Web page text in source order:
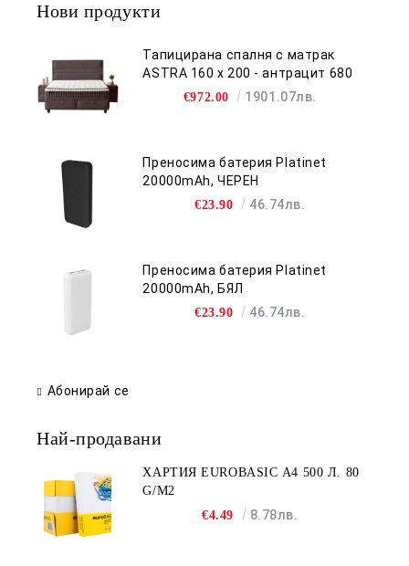
Нови продукти
Тапицирана спалня с матрак
ASTRA 160 x 200 - антрацит 680
€972.00 1901.07лв.
Преносима батерия Platinet
20000mAh, ЧЕРЕН
€23.90 46.74лв.
Преносима батерия Platinet
20000mAh, БЯЛ
€23.90 46.74лв.
Абонирай се
Най-продавани
ХАРТИЯ EUROBASIC А4 500 Л. 80
G/M2
€4.49
8.78лв.